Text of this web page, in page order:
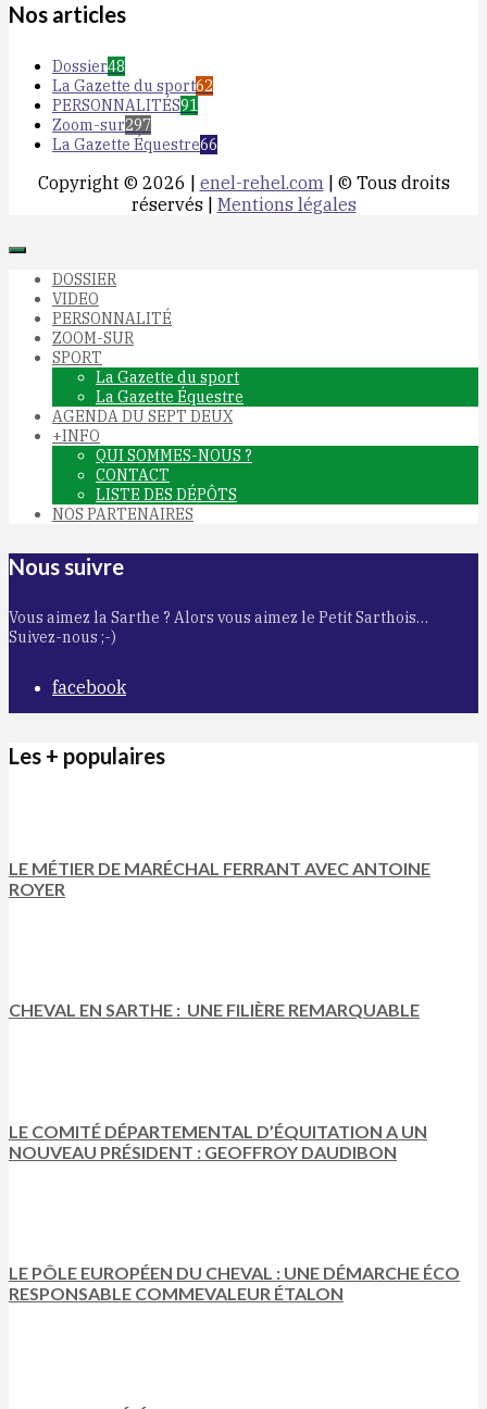
Nos articles
Dossier48
La Gazette du sport62
PERSONNALITÉS91
Zoom-sur297
La Gazette Équestre66
Copyright © 2026 | enel-rehel.com| © Tous droits
réservés | Mentions légales
DOSSIER
VIDEO
PERSONNALITÉ
ZOOM-SUR
SPORT
La Gazette du sport
La Gazette Équestre
AGENDA DU SEPT DEUX
+INFO
QUI SOMMES-NOUS ?
CONTACT
LISTE DES DÉPÔTS
NOS PARTENAIRES
Nous suivre
Vous aimez la Sarthe ? Alors vous aimez le Petit Sarthois…
Suivez-nous ;-)
facebook
Les + populaires
LE MÉTIER DE MARÉCHAL FERRANT AVEC ANTOINE
ROYER
CHEVAL EN SARTHE : UNE FILIÈRE REMARQUABLE
LE COMITÉ DÉPARTEMENTAL D’ÉQUITATION A UN
NOUVEAU PRÉSIDENT : GEOFFROY DAUDIBON
LE PÔLE EUROPÉEN DU CHEVAL : UNE DÉMARCHE ÉCO
RESPONSABLE COMMEVALEUR ÉTALON